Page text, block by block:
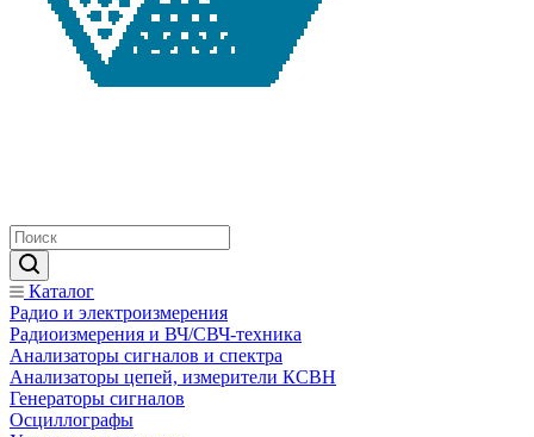
Каталог
Радио и электроизмерения
Радиоизмерения и ВЧ/СВЧ-техника
Анализаторы сигналов и спектра
Анализаторы цепей, измерители КСВН
Генераторы сигналов
Осциллографы